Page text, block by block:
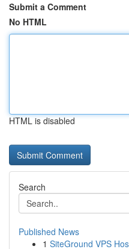
Submit a Comment
No HTML
HTML is disabled
Search
Published News
1 SiteGround VPS